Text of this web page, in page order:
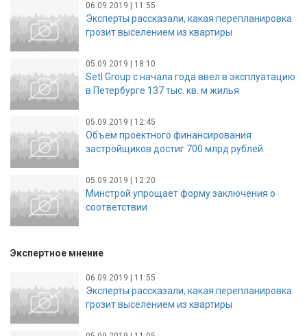
06.09.2019 | 11:55
Эксперты рассказали, какая перепланировка
грозит выселением из квартиры
05.09.2019 | 18:10
Setl Group с начала года ввел в эксплуатацию
в Петербурге 137 тыс. кв. м жилья
05.09.2019 | 12:45
Объем проектного финансирования
застройщиков достиг 700 млрд рублей
05.09.2019 | 12:20
Минстрой упрощает форму заключения о
соответствии
Экспертное мнение
06.09.2019 | 11:55
Эксперты рассказали, какая перепланировка
грозит выселением из квартиры